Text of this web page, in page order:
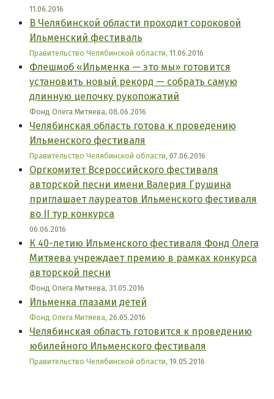
11.06.2016
В Челябинской области проходит сороковой
Ильменский фестиваль
Правительство Челябинской области, 11.06.2016
Флешмоб «Ильменка — это мы» готовится
установить новый рекорд — собрать самую
длинную цепочку рукопожатий
Фонд Олега Митяева, 08.06.2016
Челябинская область готова к проведению
Ильменского фестиваля
Правительство Челябинской области, 07.06.2016
Оргкомитет Всероссийского фестиваля
авторской песни имени Валерия Грушина
приглашает лауреатов Ильменского фестиваля
во II тур конкурса
06.06.2016
К 40-летию Ильменского фестиваля Фонд Олега
Митяева учреждает премию в рамках конкурса
авторской песни
Фонд Олега Митяева, 31.05.2016
Ильменка глазами детей
Фонд Олега Митяева, 26.05.2016
Челябинская область готовится к проведению
юбилейного Ильменского фестиваля
Правительство Челябинской области, 19.05.2016